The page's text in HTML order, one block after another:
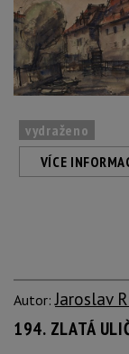
vydraženo
VÍCE
Autor:Jaroslav
194. ZLATÁ